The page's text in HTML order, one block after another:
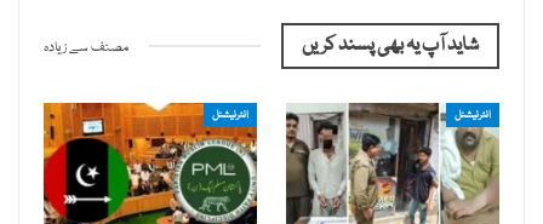
شاید آپ یہ بھی پسند کریں مصنف سے زیادہ
انٹرنیشنل انٹرنیشنل